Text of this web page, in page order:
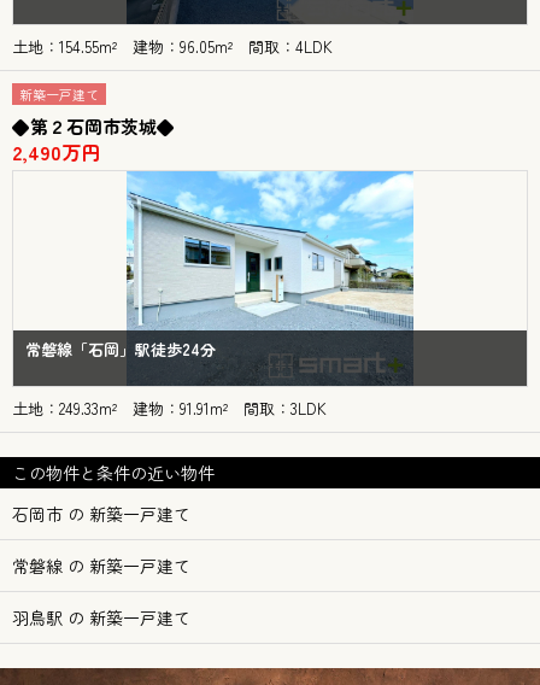
土地：154.55m² 建物：96.05m² 間取：4LDK
新築一戸建て
◆第２石岡市茨城◆
2,490万円
常磐線「石岡」駅徒歩24分
土地：249.33m² 建物：91.91m² 間取：3LDK
この物件と条件の近い物件
石岡市 の 新築一戸建て
常磐線 の 新築一戸建て
羽鳥駅 の 新築一戸建て